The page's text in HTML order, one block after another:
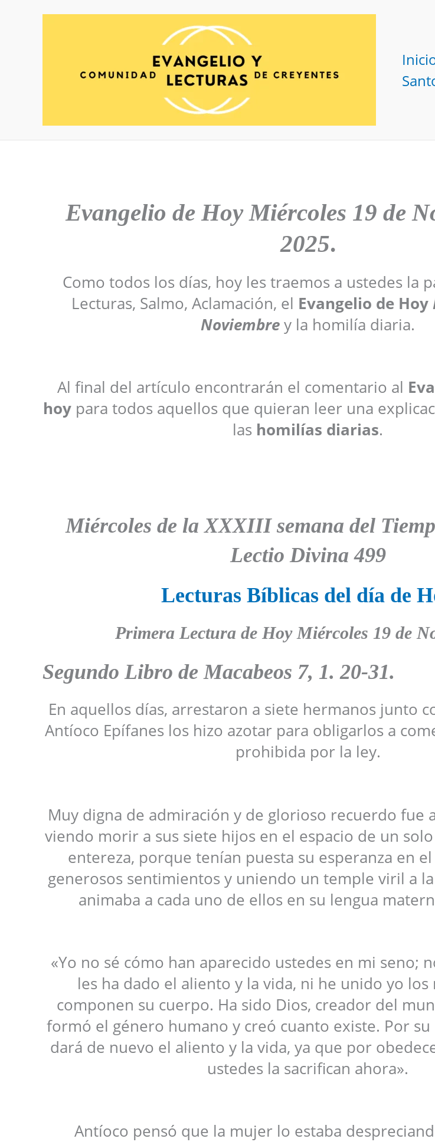
Evangelio de Hoy Miércoles 19 de
2025.
Como todos los días, hoy les traemos a ustedes la
Lecturas, Salmo, Aclamación, el Evangelio de Hoy
Noviembrey la homilía diaria.
Al final del artículo encontrarán el comentario al
hoypara todos aquellos que quieran leer una
las homilías diarias.
Miércoles de la XXXIII semana del
Lectio Divina 499
Lecturas Bíblicas del día de
Primera Lectura de Hoy Miércoles 19 de
Segundo Libro deMacabeos 7, 1. 20-31.
En aquellos días, arrestaron a siete hermanos junto
Antíoco Epífanes los hizo azotar para obligarlos a
prohibida por la ley.
Muy digna de admiración y de glorioso recuerdo fue
viendo morir a sus siete hijos en el espacio de un
entereza, porque tenían puesta su esperanza en
generosos sentimientos y uniendo un temple viril a
animaba a cada uno de ellos en su lengua
«Yo no sé cómo han aparecido ustedes en mi seno;
les ha dado el aliento y la vida, ni he unido yo
componen su cuerpo. Ha sido Dios, creador del
formó el género humano y creó cuanto existe. Por
dará de nuevo el aliento y la vida, ya que por
ustedes la sacrifican ahora».
Antíoco pensó que la mujer lo estaba